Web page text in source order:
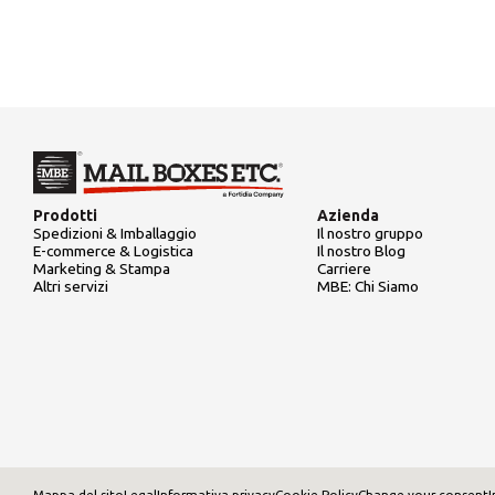
Prodotti
Spedizioni & Imballaggio
E-commerce & Logistica
Marketing & Stampa
Altri servizi
Azienda
Il nostro gruppo
Il nostro Blog
Carriere
MBE: Chi Siamo